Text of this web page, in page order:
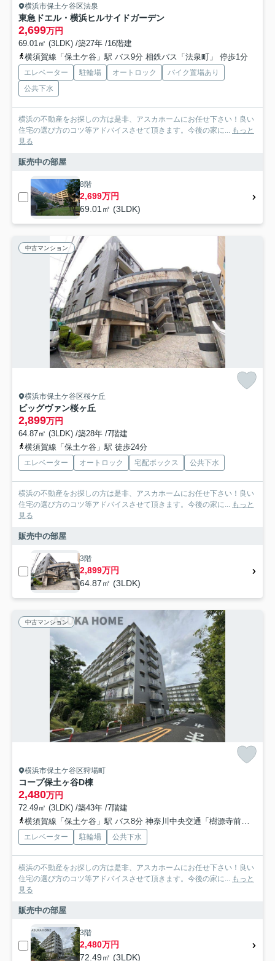
横浜市保土ケ谷区法泉
東急ドエル・横浜ヒルサイドガーデン
2,699万円
69.01㎡ (3LDK) /築27年 /16階建
横須賀線「保土ケ谷」駅 バス9分 相鉄バス「法泉町」 停歩1分
エレベーター 駐輪場 オートロック
バイク置場あり
公共下水
横浜の不動産をお探しの方は是非、アスカホームにお任せ下さい！良い
住宅の選び方のコツ等アドバイスさせて頂きます。今後の家に... もっと
見る
販売中の部屋
8階
2,699万円
69.01㎡ (3LDK)
中古マンション
横浜市保土ケ谷区桜ケ丘
ビッグヴァン桜ヶ丘
2,899万円
64.87㎡ (3LDK) /築28年 /7階建
横須賀線「保土ケ谷」駅 徒歩24分
エレベーター オートロック 宅配ボックス 公共下水
横浜の不動産をお探しの方は是非、アスカホームにお任せ下さい！良い
住宅の選び方のコツ等アドバイスさせて頂きます。今後の家に... もっと
見る
販売中の部屋
3階
2,899万円
64.87㎡ (3LDK)
中古マンション
横浜市保土ケ谷区狩場町
コープ保土ヶ谷D棟
2,480万円
72.49㎡ (3LDK) /築43年 /7階建
横須賀線「保土ケ谷」駅 バス8分 神奈川中央交通「樹源寺前」 停歩7分
エレベーター 駐輪場 公共下水
横浜の不動産をお探しの方は是非、アスカホームにお任せ下さい！良い
住宅の選び方のコツ等アドバイスさせて頂きます。今後の家に... もっと
見る
販売中の部屋
3階
2,480万円
72.49㎡ (3LDK)